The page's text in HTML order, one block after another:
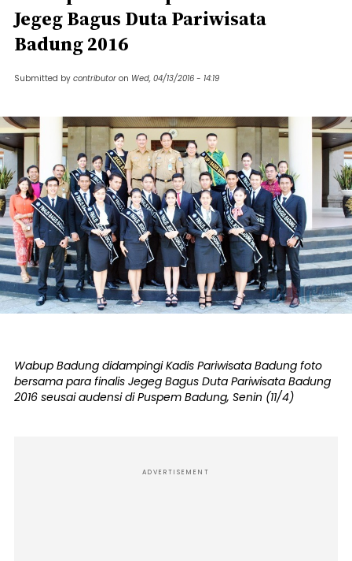
Jegeg Bagus Duta Pariwisata
Badung 2016
Submitted by contributor on Wed, 04/13/2016 - 14:19
Wabup Badung didampingi Kadis Pariwisata Badung foto
bersama para finalis Jegeg Bagus Duta Pariwisata Badung
2016 seusai audensi di Puspem Badung, Senin (11/4)
ADVERTISEMENT